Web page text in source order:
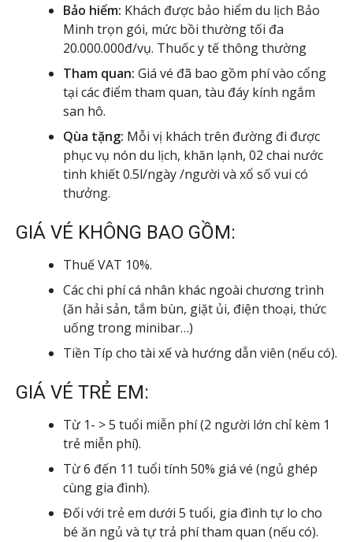
Bảo hiểm: Khách được bảo hiểm du lịch Bảo
Minh trọn gói, mức bồi thường tối đa
20.000.000đ/vụ. Thuốc y tế thông thường
Tham quan: Giá vé đã bao gồm phí vào cổng
tại các điểm tham quan, tàu đáy kính ngắm
san hô.
Qùa tặng: Mỗi vị khách trên đường đi được
phục vụ nón du lịch, khăn lạnh, 02 chai nước
tinh khiết 0.5l/ngày /người và xổ số vui có
thưởng.
GIÁ VÉ KHÔNG BAO GỒM:
Thuế VAT 10%.
Các chi phí cá nhân khác ngoài chương trình
(ăn hải sản, tắm bùn, giặt ủi, điện thoại, thức
uống trong minibar…)
Tiền Típ cho tài xế và hướng dẫn viên (nếu có).
GIÁ VÉ TRẺ EM:
Từ 1- > 5 tuổi miễn phí (2 người lớn chỉ kèm 1
trẻ miễn phí).
Từ 6 đến 11 tuổi tính 50% giá vé (ngủ ghép
cùng gia đình).
Đối với trẻ em dưới 5 tuổi, gia đình tự lo cho
bé ăn ngủ và tự trả phí tham quan (nếu có).